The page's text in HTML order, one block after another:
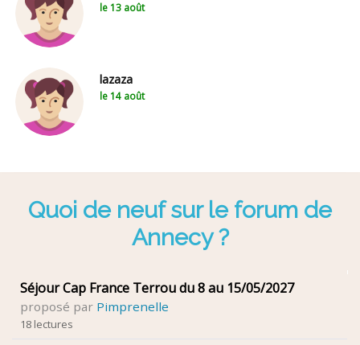
le 13 août
lazaza
le 14 août
Quoi de neuf sur le forum de
Annecy ?
Séjour Cap France Terrou du 8 au 15/05/2027
proposé par Pimprenelle
18 lectures